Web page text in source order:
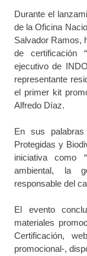
Durante el
de la Oficina
Salvador Ramos,
de certificación
ejecutivo de
representante
el primer kit
Alfredo Díaz.
En sus
Protegidas y
iniciativa como
ambiental, la
responsable del
El evento
materiales
Certificación,
promocional-,